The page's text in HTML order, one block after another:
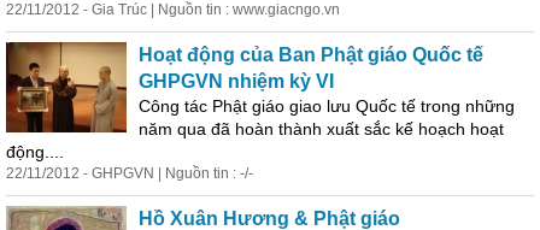
22/11/2012 - Gia Trúc | Nguồn tin : www.giacngo.vn
Hoạt động của Ban Phật giáo Quốc tế
GHPGVN nhiệm kỳ VI
Công tác Phật giáo giao lưu Quốc tế trong những
năm qua đã hoàn thành xuất sắc kế hoạch hoạt
động....
22/11/2012 - GHPGVN | Nguồn tin : -/-
Hồ Xuân Hương & Phật giáo